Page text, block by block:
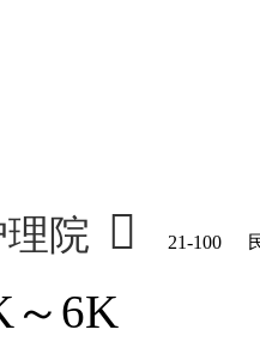
院  21-100
～6K